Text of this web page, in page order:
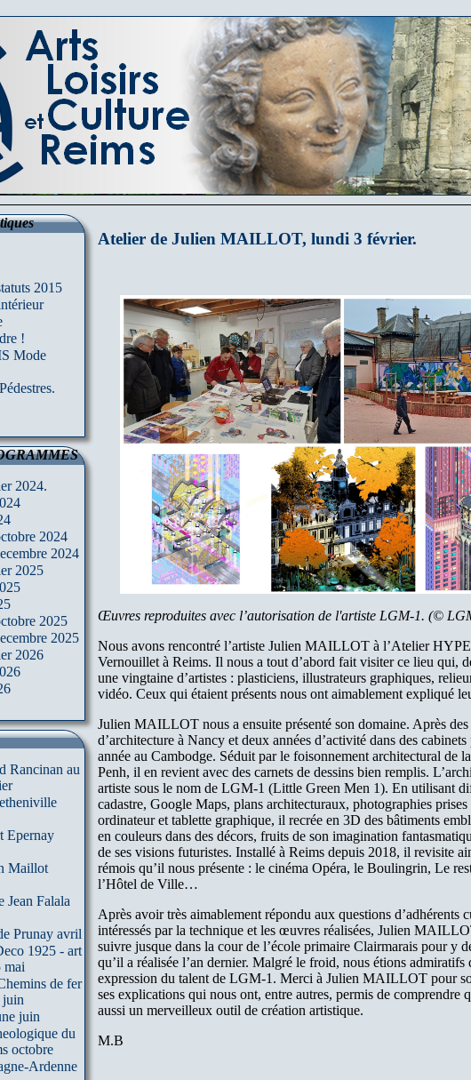
2015
!
Mode
2024.
2024
2024
2025
2025
2025
2026
Rancinan au
Epernay
Maillot
Jean Falala
Prunay avril
1925 - art
mai
de fer
juin
juin
du
octobre
Ardenne
Atelier de Julien MAILLOT, lundi 3 février.
Œuvres reproduites avec l’autorisation de l'artiste LGM-1. (©
Nous avons rencontré l’artiste Julien MAILLOT à l’Atelier
Vernouillet à Reims. Il nous a tout d’abord fait visiter ce lieu qui,
une vingtaine d’artistes : plasticiens, illustrateurs graphiques,
vidéo. Ceux qui étaient présents nous ont aimablement expliqué
Julien MAILLOT nous a ensuite présenté son domaine. Après des
d’architecture à Nancy et deux années d’activité dans des
année au Cambodge. Séduit par le foisonnement architectural de
Penh, il en revient avec des carnets de dessins bien remplis.
artiste sous le nom de LGM-1 (Little Green Men 1). En utilisant
cadastre, Google Maps, plans architecturaux, photographies
ordinateur et tablette graphique, il recrée en 3D des bâtiments
en couleurs dans des décors, fruits de son imagination
de ses visions futuristes. Installé à Reims depuis 2018, il revisite
rémois qu’il nous présente : le cinéma Opéra, le Boulingrin, Le
l’Hôtel de Ville…
Après avoir très aimablement répondu aux questions d’adhérents
intéressés par la technique et les œuvres réalisées, Julien
suivre jusque dans la cour de l’école primaire Clairmarais pour y
qu’il a réalisée l’an dernier. Malgré le froid, nous étions admiratifs
expression du talent de LGM-1. Merci à Julien MAILLOT pour
ses explications qui nous ont, entre autres, permis de comprendre
aussi un merveilleux outil de création artistique.
M.B